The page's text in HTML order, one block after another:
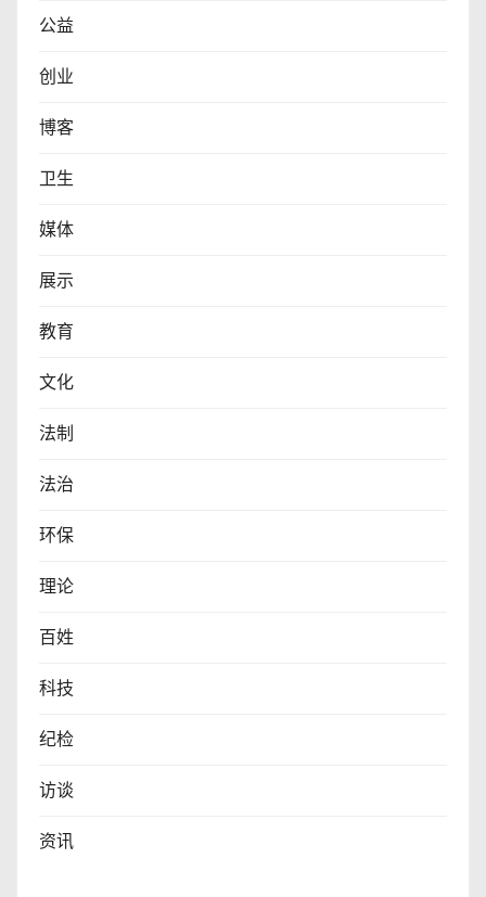
公益
创业
博客
卫生
媒体
展示
教育
文化
法制
法治
环保
理论
百姓
科技
纪检
访谈
资讯